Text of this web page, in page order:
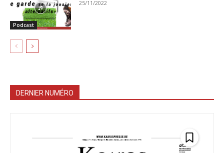
Podcast
25/11/2022
DERNIER NUMÉRO